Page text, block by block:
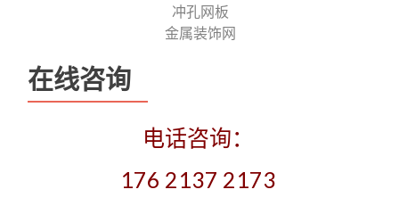
冲孔网板
金属装饰网
在线咨询
电话咨询：
176 2137 2173